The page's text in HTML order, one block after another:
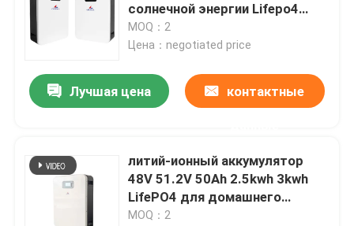
солнечной энергии Lifepo4
установила 5KWH
MOQ：2
Цена：negotiated price
Лучшая цена контактные
литий-ионный аккумулятор
48V 51.2V 50Ah 2.5kwh 3kwh
LifePO4 для домашнего
хранения солнечной энергии
MOQ：2